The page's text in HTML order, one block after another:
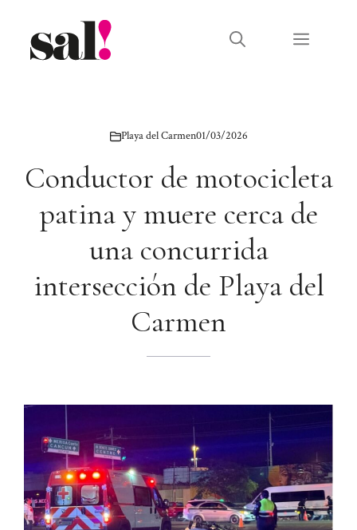
contenido
Menú
Playa del Carmen01/03/2026
Conductor de motocicleta
patina y muere cerca de
una concurrida
intersección de Playa del
Carmen